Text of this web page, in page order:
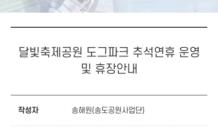
달빛축제공원 도그파크 추석연휴 운영
및 휴장안내
작성자 송해원(송도공원사업단)